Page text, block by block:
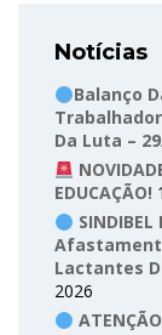
Notícias
Balanço
Da Luta –
EDUCAÇÃO!
Lactantes
2026